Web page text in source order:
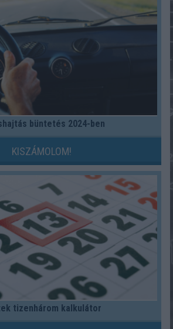
büntetés 2024-ben
KISZÁMOLOM!
tizenhárom kalkulátor